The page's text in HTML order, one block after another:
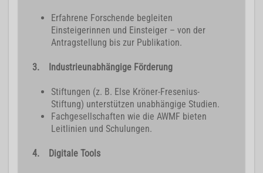
Erfahrene Forschende begleiten
Einsteigerinnen und Einsteiger – von der
Antragstellung bis zur Publikation.
3. Industrieunabhängige Förderung
Stiftungen (z. B. Else Kröner-Fresenius-
Stiftung) unterstützen unabhängige Studien.
Fachgesellschaften wie die AWMF bieten
Leitlinien und Schulungen.
4. Digitale Tools